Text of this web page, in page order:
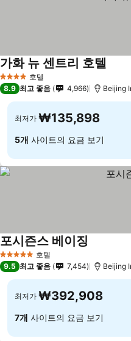
4 성급 호텔
가화 뉴 센트리 호텔
8.9 최고 좋음 4,966 Beijing
최저가 ₩135,898
5개 사이트의 요금 보기
5 성급 호텔
포시즌스 베이징
9.5 최고 좋음 7,454 Beijing
최저가 ₩392,908
7개 사이트의 요금 보기